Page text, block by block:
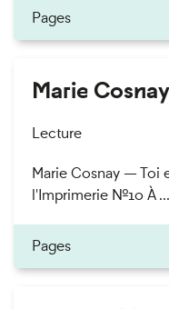
Pages
Marie
Lecture
Marie Cosnay — Toi
l'Imprimerie n°10 À ...
Pages